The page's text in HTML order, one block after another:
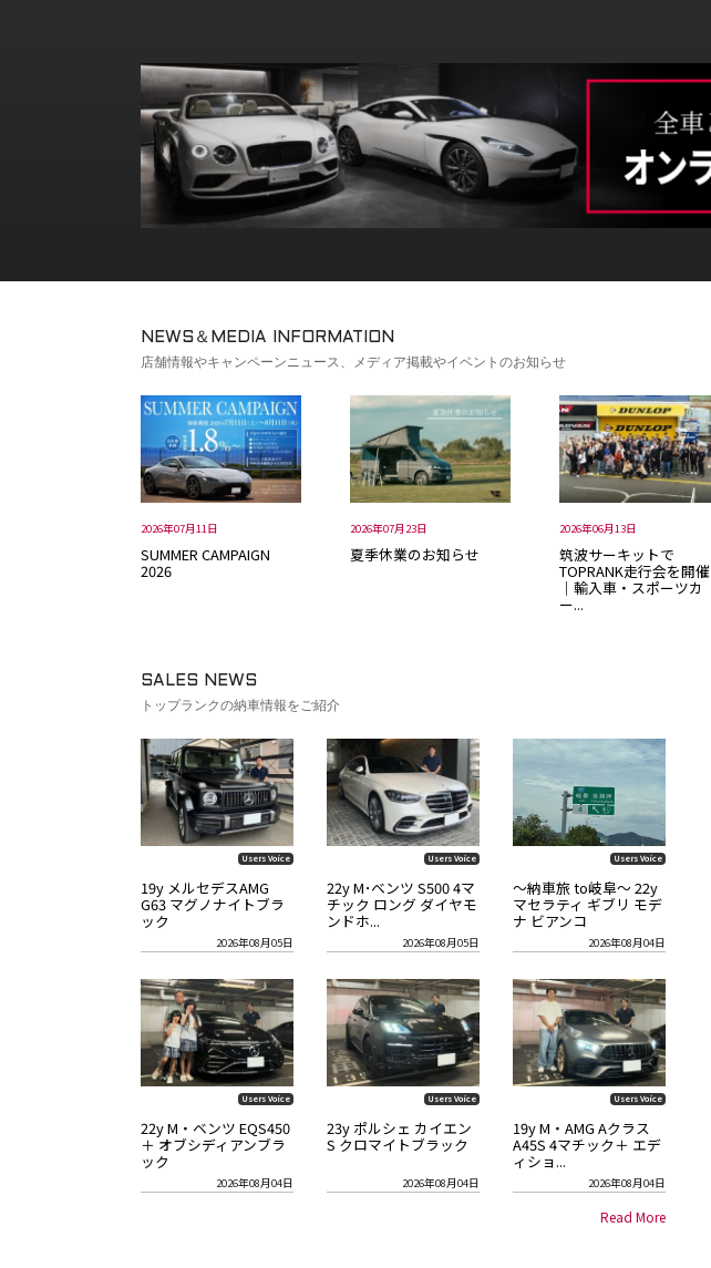
NEWS＆MEDIA INFORMATION
店舗情報やキャンペーンニュース、メディア掲載やイベントのお知らせ
2026年07月11日
SUMMER CAMPAIGN
2026
2026年07月23日
夏季休業のお知らせ
2026年06月13日
筑波サーキットで
TOPRANK走行会を開催
｜輸入車・スポーツカ
ー...
SALES NEWS
トップランクの納車情報をご紹介
Users Voice
19y メルセデスAMG
G63 マグノナイトブラ
ック
2026年08月05日
Users Voice
22y M･ベンツ S500 4マ
チック ロング ダイヤモ
ンドホ...
2026年08月05日
Users Voice
～納車旅 to岐阜～ 22y
マセラティ ギブリ モデ
ナ ビアンコ
2026年08月04日
Users Voice
22y M・ベンツ EQS450
＋ オブシディアンブラ
ック
2026年08月04日
Users Voice
23y ポルシェ カイエン
S クロマイトブラック
2026年08月04日
Users Voice
19y M・AMG Aクラス
A45S 4マチック＋ エデ
ィショ...
2026年08月04日
Read More